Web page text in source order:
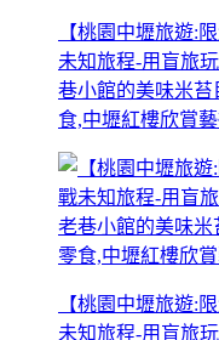
【桃園中壢旅遊:
未知旅程-用盲旅
巷小館的美味米
食,中壢紅樓欣賞
【桃園中壢旅遊:
未知旅程-用盲旅